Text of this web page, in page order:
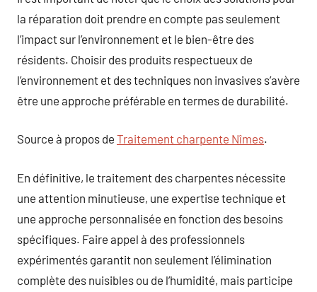
la réparation doit prendre en compte pas seulement
l’impact sur l’environnement et le bien-être des
résidents. Choisir des produits respectueux de
l’environnement et des techniques non invasives s’avère
être une approche préférable en termes de durabilité.
Source à propos de Traitement charpente Nîmes.
En définitive, le traitement des charpentes nécessite
une attention minutieuse, une expertise technique et
une approche personnalisée en fonction des besoins
spécifiques. Faire appel à des professionnels
expérimentés garantit non seulement l’élimination
complète des nuisibles ou de l’humidité, mais participe